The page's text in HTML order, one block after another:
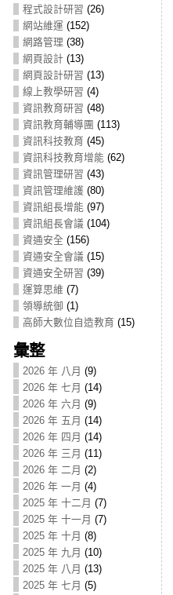
程式設計研習 (26)
網站維運 (152)
網路管理 (38)
網頁設計(13)
網頁設計研習 (13)
線上教學研習 (4)
資訊教育研習 (48)
資訊教育輔導團 (113)
資訊科技教育 (45)
資訊科技教育增能(62)
資訊管理研習 (43)
資訊管理維護(80)
資訊組長增能(97)
資訊組長會議 (104)
資通安全 (156)
資通安全會議 (15)
資通安全研習 (39)
運算思維 (7)
領導統御 (1)
高師大數位自造教育 (15)
彙整
2026 年 八月 (9)
2026 年 七月 (14)
2026 年 六月 (9)
2026 年 五月 (14)
2026 年 四月 (14)
2026 年 三月 (11)
2026 年 二月 (2)
2026 年 一月 (4)
2025 年 十二月 (7)
2025 年 十一月 (7)
2025 年 十月 (8)
2025 年 九月 (10)
2025 年 八月 (13)
2025 年 七月 (5)